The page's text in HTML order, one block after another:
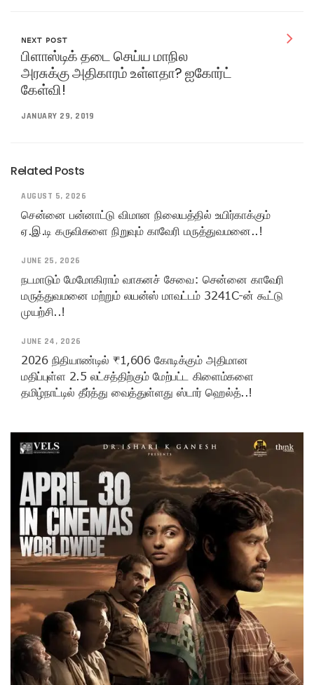
NEXT POST
பிளாஸ்டிக் தடை செய்ய மாநில
அரசுக்கு அதிகாரம் உள்ளதா? ஐகோர்ட்
கேள்வி!
JANUARY 29, 2019
Related Posts
AUGUST 5, 2026
சென்னை பன்னாட்டு விமான நிலையத்தில் உயிர்காக்கும்
ஏ.இ.டி கருவிகளை நிறுவும் காவேரி மருத்துவமனை..!
JUNE 25, 2026
நடமாடும் மேமோகிராம் வாகனச் சேவை: சென்னை காவேரி
மருத்துவமனை மற்றும் லயன்ஸ் மாவட்டம் 3241C-ன் கூட்டு
முயற்சி..!
JUNE 24, 2026
2026 நிதியாண்டில் ₹1,606 கோடிக்கும் அதிமான
மதிப்புள்ள 2.5 லட்சத்திற்கும் மேற்பட்ட கிளைம்களை
தமிழ்நாட்டில் தீர்த்து வைத்துள்ளது ஸ்டார் ஹெல்த்..!